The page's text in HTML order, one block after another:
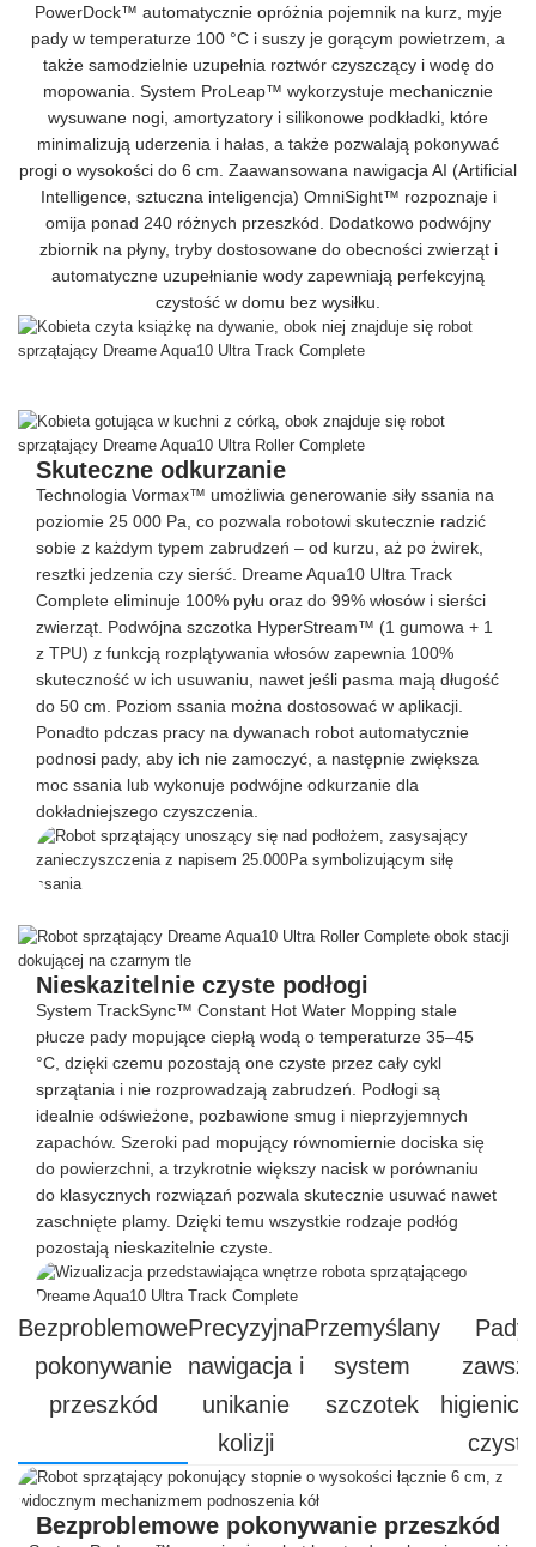
PowerDock™ automatycznie opróżnia pojemnik na kurz, myje
pady w temperaturze 100 °C i suszy je gorącym powietrzem, a
także samodzielnie uzupełnia roztwór czyszczący i wodę do
mopowania. System ProLeap™ wykorzystuje mechanicznie
wysuwane nogi, amortyzatory i silikonowe podkładki, które
minimalizują uderzenia i hałas, a także pozwalają pokonywać
progi o wysokości do 6 cm. Zaawansowana nawigacja AI (Artificial
Intelligence, sztuczna inteligencja) OmniSight™ rozpoznaje i
omija ponad 240 różnych przeszkód. Dodatkowo podwójny
zbiornik na płyny, tryby dostosowane do obecności zwierząt i
automatyczne uzupełnianie wody zapewniają perfekcyjną
czystość w domu bez wysiłku.
Skuteczne odkurzanie
Technologia Vormax™ umożliwia generowanie siły ssania na
poziomie 25 000 Pa, co pozwala robotowi skutecznie radzić
sobie z każdym typem zabrudzeń – od kurzu, aż po żwirek,
resztki jedzenia czy sierść. Dreame Aqua10 Ultra Track
Complete eliminuje 100% pyłu oraz do 99% włosów i sierści
zwierząt. Podwójna szczotka HyperStream™ (1 gumowa + 1
z TPU) z funkcją rozplątywania włosów zapewnia 100%
skuteczność w ich usuwaniu, nawet jeśli pasma mają długość
do 50 cm. Poziom ssania można dostosować w aplikacji.
Ponadto pdczas pracy na dywanach robot automatycznie
podnosi pady, aby ich nie zamoczyć, a następnie zwiększa
moc ssania lub wykonuje podwójne odkurzanie dla
dokładniejszego czyszczenia.
Nieskazitelnie czyste podłogi
System TrackSync™ Constant Hot Water Mopping stale
płucze pady mopujące ciepłą wodą o temperaturze 35–45
°C, dzięki czemu pozostają one czyste przez cały cykl
sprzątania i nie rozprowadzają zabrudzeń. Podłogi są
idealnie odświeżone, pozbawione smug i nieprzyjemnych
zapachów. Szeroki pad mopujący równomiernie dociska się
do powierzchni, a trzykrotnie większy nacisk w porównaniu
do klasycznych rozwiązań pozwala skutecznie usuwać nawet
zaschnięte plamy. Dzięki temu wszystkie rodzaje podłóg
pozostają nieskazitelnie czyste.
Bezproblemowe
pokonywanie
przeszkód
Precyzyjna
nawigacja i
unikanie
kolizji
Przemyślany
system
szczotek
Pady
czyste
Bezproblemowe pokonywanie przeszkód